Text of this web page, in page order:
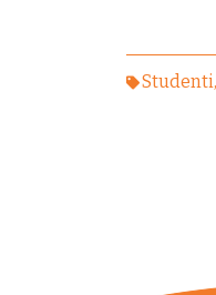
Studenti